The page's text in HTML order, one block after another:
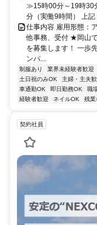
≫15時00分～19時30
分（実働9時間） 上
仕事内容 雇用形態：
他事務、受付 ★岡山
を募集します！ 一歩
ンパ...
制服あり 業界未経験者歓迎
土日祝のみOK
主婦・主夫
車通勤OK
即日勤務OK 職
経験者歓迎
ネイルOK 残業
契約社員